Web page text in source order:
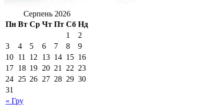
Серпень 2026
Пн Вт Ср Чт Пт Сб Нд
« Гру
1
2
3
4 5 6 7 8
9
10 11 12 13 14 15 16
17 18 19 20 21 22 23
24 25 26 27 28 29 30
31